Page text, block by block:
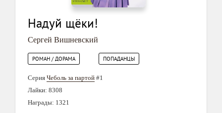
Надуй щёки!
Сергей Вишневский
РОМАН / ДОРАМА ПОПАДАНЦЫ
Серия Чеболь за партой #1
Лайки: 8308
Награды: 1321